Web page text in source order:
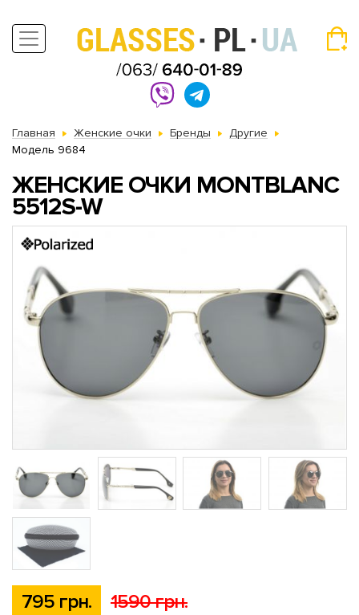
Главная Женские очки Бренды
Другие
Модель 9684
ЖЕНСКИЕ ОЧКИ MONTBLANC
5512S-W
795 грн. 1590 грн.